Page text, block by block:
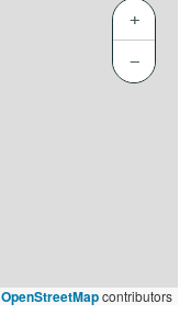
+
−
OpenStreetMapcontributors